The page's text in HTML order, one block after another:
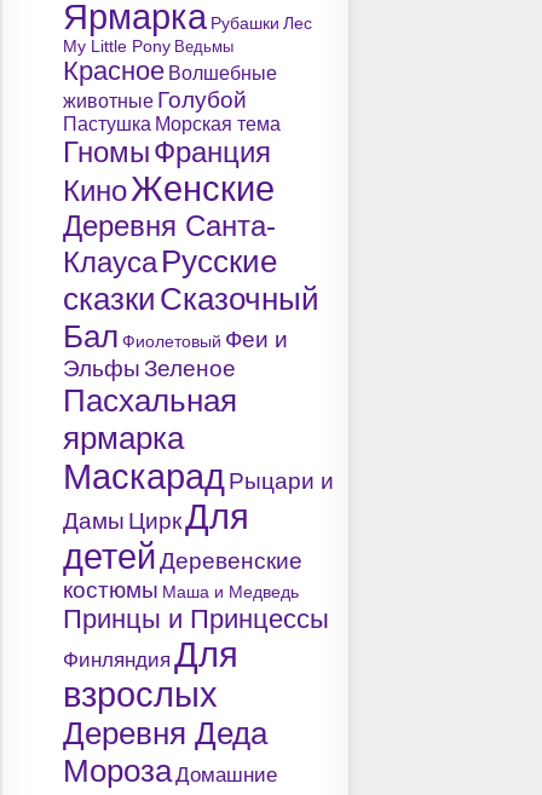
Ярмарка Рубашки Лес
My Little Pony Ведьмы
Красное Волшебные
животные Голубой
Пастушка Морская тема
ГномыФранция
КиноЖенские
Деревня Санта-
КлаусаРусские
сказки Сказочный
Бал Фиолетовый Феи и
ЭльфыЗеленое
Пасхальная
ярмарка
МаскарадРыцари и
Дамы ЦиркДля
детейДеревенские
костюмы Маша и Медведь
Принцы и Принцессы
Финляндия Для
взрослых
Деревня Деда
МорозаДомашние